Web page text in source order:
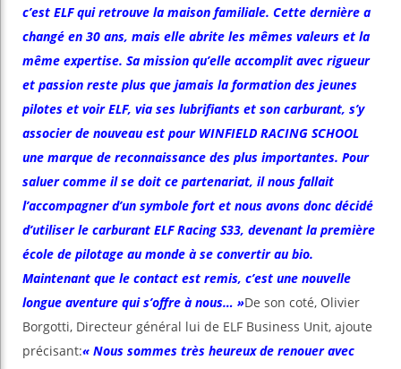
c’est ELF qui retrouve la maison familiale. Cette dernière a
changé en 30 ans, mais elle abrite les mêmes valeurs et la
même expertise. Sa mission qu’elle accomplit avec rigueur
et passion reste plus que jamais la formation des jeunes
pilotes et voir ELF, via ses lubrifiants et son carburant, s’y
associer de nouveau est pour WINFIELD RACING SCHOOL
une marque de reconnaissance des plus importantes. Pour
saluer comme il se doit ce partenariat, il nous fallait
l’accompagner d’un symbole fort et nous avons donc décidé
d’utiliser le carburant ELF Racing S33, devenant la première
école de pilotage au monde à se convertir au bio.
Maintenant que le contact est remis, c’est une nouvelle
longue aventure qui s’offre à nous… »De son coté, Olivier
Borgotti, Directeur général lui de ELF Business Unit, ajoute
précisant:« Nous sommes très heureux de renouer avec